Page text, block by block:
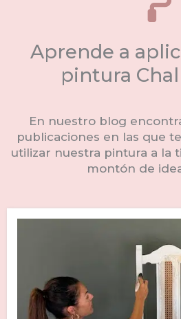
Aprende a
pintura
En nuestro blog
publicaciones en las que
utilizar nuestra pintura a la
montón de